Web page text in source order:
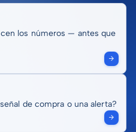
los números — antes que
de compra o una alerta?